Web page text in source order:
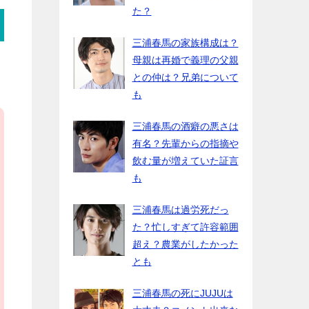
た？
三浦春馬の家族構成は？
母親は再婚で義理の父親
との仲は？兄弟について
も
三浦春馬の酒癖の悪さは
有名？先輩からの指摘や
飲む量が増えていた証言
も
三浦春馬は過労死だっ
た？忙しすぎて許容範囲
超え？農業がしたかった
とも
三浦春馬の死にJUJUは